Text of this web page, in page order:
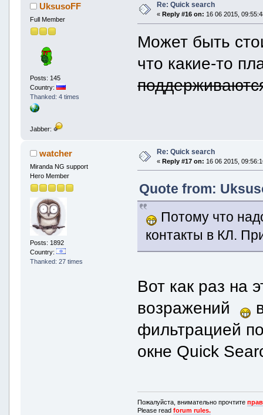
UksusoFF
Full Member
Posts: 145
Country:
Thanked: 4 times
Jabber:
Re: Quick search
« Reply #16 on: 16 06 2015,
Может быть
что какие-то
watcher
Miranda NG support
Hero Member
Posts: 1892
Country:
Thanked: 27 times
Re: Quick search
« Reply #17 on: 16 06 2015,
Quote from:
Потому что
контакты в КЛ.
Вот как раз на
возражений
фильтрацией
окне Quick
Пожалуйста, внимательно прочтите
Please readforum rules.